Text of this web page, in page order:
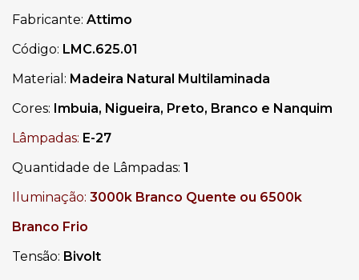
Fabricante: Attimo
Código: LMC.625.01
Material: Madeira Natural Multilaminada
Cores: Imbuia, Nigueira, Preto, Branco e Nanquim
Lâmpadas: E-27
Quantidade de Lâmpadas: 1
Iluminação: 3000k Branco Quente ou 6500k
Branco Frio
Tensão: Bivolt